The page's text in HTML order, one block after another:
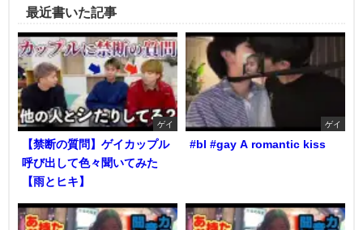
最近書いた記事
ゲイ
【禁断の質問】ゲイカップル
呼び出して色々聞いてみた
【雨とヒキ】
ゲイ
#bl #gay A romantic kiss